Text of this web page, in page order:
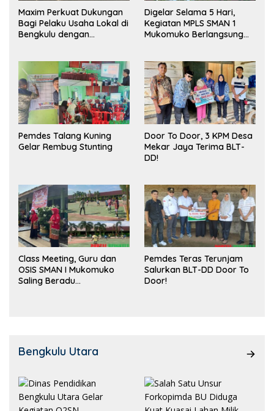
Maxim Perkuat Dukungan
Bagi Pelaku Usaha Lokal di
Bengkulu dengan
Pasar
Digelar Selama 5 Hari,
Kegiatan MPLS SMAN 1
Mukomuko Berlangsung
Pemdes Talang Kuning
Gelar Rembug Stunting
Door To Door, 3 KPM Desa
Mekar Jaya Terima BLT-
DD!
Class Meeting, Guru dan
OSIS SMAN I Mukomuko
Saling Beradu
Pemdes Teras Terunjam
Salurkan BLT-DD Door To
Door!
Bengkulu Utara